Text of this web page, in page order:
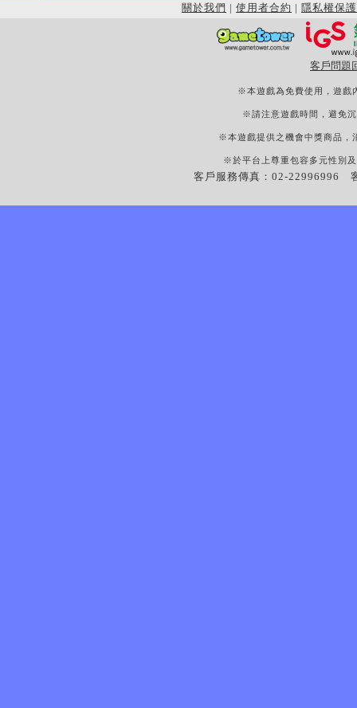
關於我們 | 使用者合約 | 隱私權保護
客戶問題
※本遊戲為免費使用，遊戲
※請注意遊戲時間，避免
※本遊戲提供之機會中獎商品，
※於平台上尊重包容多元性別
客戶服務傳真：02-22996996